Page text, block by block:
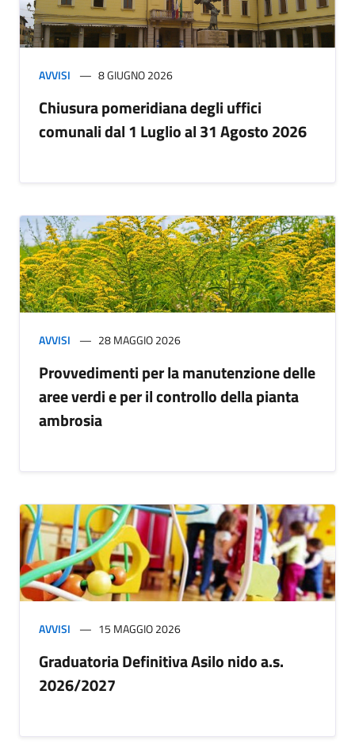
AVVISI 8 GIUGNO 2026
Chiusura pomeridiana degli uffici
comunali dal 1 Luglio al 31 Agosto 2026
AVVISI 28 MAGGIO 2026
Provvedimenti per la manutenzione delle
aree verdi e per il controllo della pianta
ambrosia
AVVISI 15 MAGGIO 2026
Graduatoria Definitiva Asilo nido a.s.
2026/2027